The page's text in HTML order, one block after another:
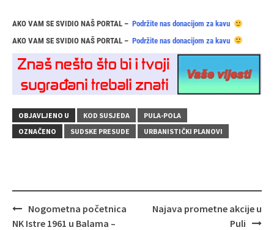
AKO VAM SE SVIDIO NAŠ PORTAL – Podržite nas donacijom za kavu
AKO VAM SE SVIDIO NAŠ PORTAL – Podržite nas donacijom za kavu
OBJAVLJENO U KOD SUSJEDA
PULA-POLA
OZNAČENO
SUDSKE PRESUDE URBANISTIČKI PLANOVI
Navigacija
objava
Nogometna početnica
NK Istre 1961 u Balama –
Najava prometne akcije u
Puli